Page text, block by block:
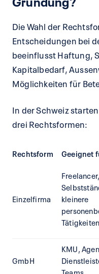
Die Wahl der
Entscheidungen bei
beeinflusst Haftung,
Kapitalbedarf,
Möglichkeiten für
In der Schweiz
drei Rechtsformen:
Rechtsform Geeignet
Einzelfirma
Freelancer,
kleinere
Tätigkeiten
GmbH
KMU,